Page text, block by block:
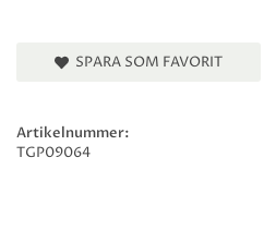
SPARA SOM FAVORIT
Artikelnummer:
TGP09064